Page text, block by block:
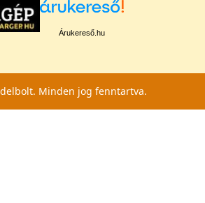
Árukereső.hu
Minden jog fenntartva.